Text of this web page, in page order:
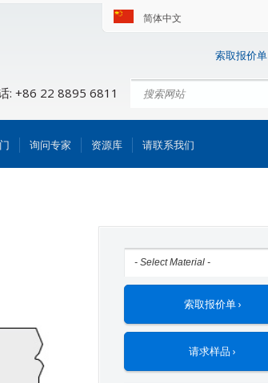
索取报价单
: +86 22 8895 6811 Search form
搜索
询问专家 资源库 请联系我们
索取报价单 ›
请求样品 ›